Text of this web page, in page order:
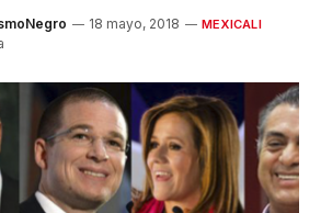
18 mayo, 2018 MEXICALI